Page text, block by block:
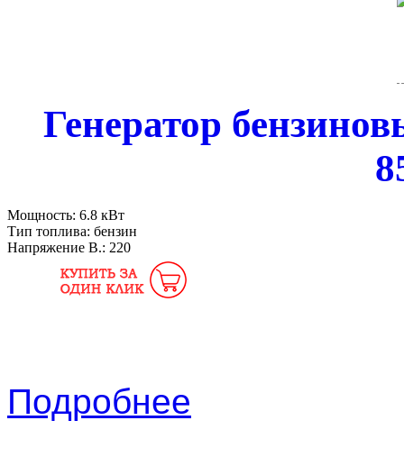
Генератор
Мощность: 6.8 кВт
Тип топлива: бензин
Напряжение В.: 220
Подробнее